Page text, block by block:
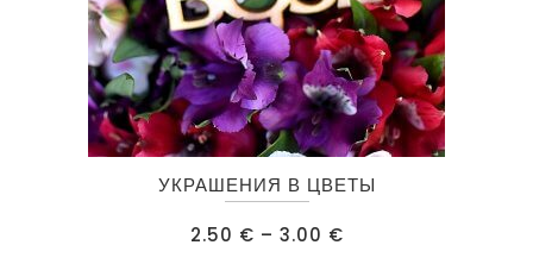
УКРАШЕНИЯ В ЦВЕТЫ
2.50 € – 3.00 €Диапазон